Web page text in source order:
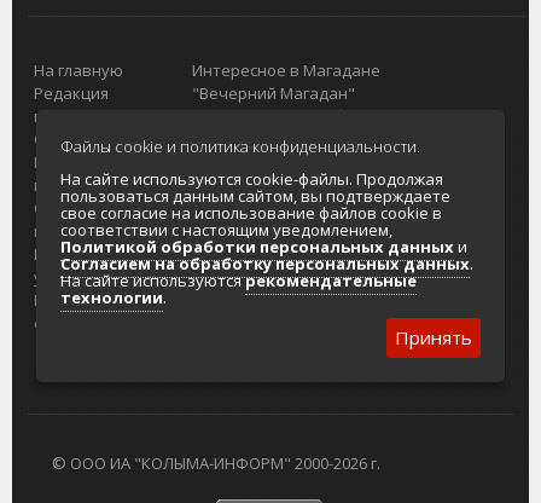
На главную
Редакция
портала
О проекте
Реклама на
портале
Отзывы и
предложения
Интернет-
услуги
Разработка
сайтов
Интересное в Магадане
"Вечерний Магадан"
Реклама
Главный туристический портал
Колымы
Политика в отношении обработки
персональных данных
Согласие на обработку персональных
данных
© ООО ИА "КОЛЫМА-ИНФОРМ" 2000-2026 г.
Файлы cookie и политика конфиденциальности.
На сайте используются cookie-файлы. Продолжая
пользоваться данным сайтом, вы подтверждаете
свое согласие на использование файлов cookie в
соответствии с настоящим уведомлением,
Политикой обработки персональных данныхи
Согласием на обработку персональных данных.
На сайте используютсярекомендательные
технологии.
Принять